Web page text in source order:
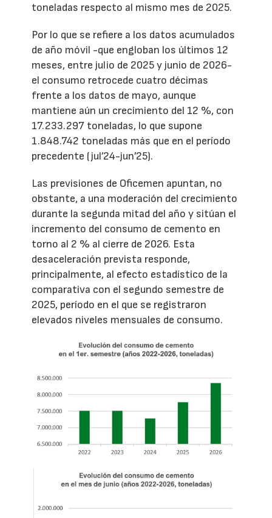
toneladas respecto al mismo mes de 2025.
Por lo que se refiere a los datos acumulados
de año móvil -que engloban los últimos 12
meses, entre julio de 2025 y junio de 2026-
el consumo retrocede cuatro décimas
frente a los datos de mayo, aunque
mantiene aún un crecimiento del 12 %, con
17.233.297 toneladas, lo que supone
1.848.742 toneladas más que en el período
precedente (jul’24-jun’25).
Las previsiones de Oficemen apuntan, no
obstante, a una moderación del crecimiento
durante la segunda mitad del año y sitúan el
incremento del consumo de cemento en
torno al 2 % al cierre de 2026. Esta
desaceleración prevista responde,
principalmente, al efecto estadístico de la
comparativa con el segundo semestre de
2025, período en el que se registraron
elevados niveles mensuales de consumo.